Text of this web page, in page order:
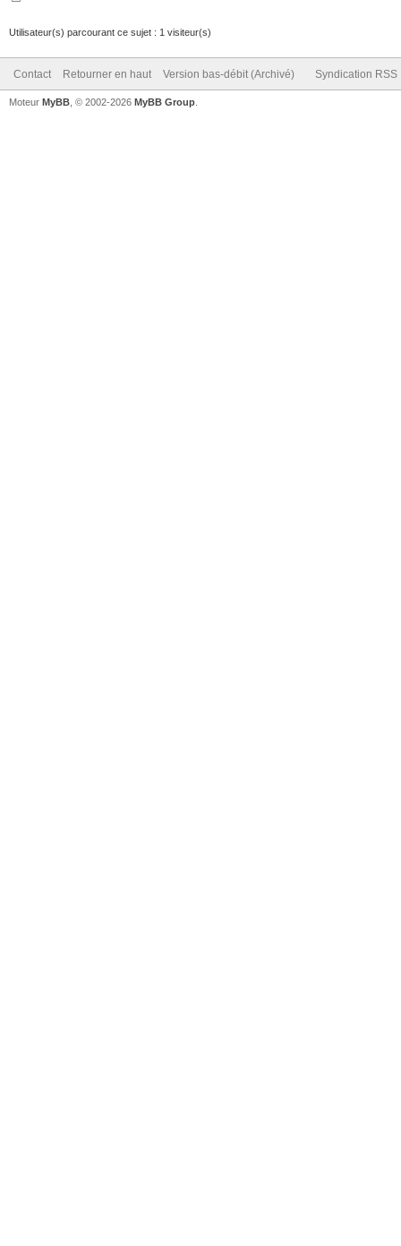
Utilisateur(s) parcourant ce sujet : 1 visiteur(s)
Contact Retourner en haut Version bas-débit (Archivé) Syndication RSS
Moteur MyBB , © 2002-2026 MyBB Group